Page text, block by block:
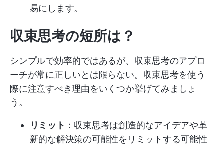
易にします。
収束思考の短所は？
シンプルで効率的ではあるが、収束思考のアプロ
ーチが常に正しいとは限らない。収束思考を使う
際に注意すべき理由をいくつか挙げてみましょ
う。
リミット ：収束思考は創造的なアイデアや革
新的な解決策の可能性をリミットする可能性